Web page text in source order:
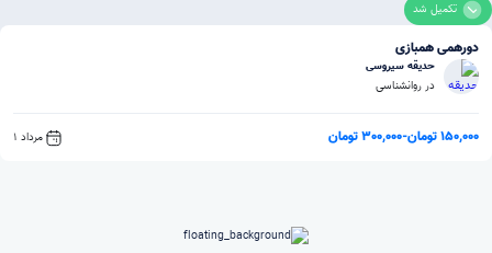
تکمیل شد
دورهمی همبازی
حدیقه سیروسی
در روانشناسی
150,000 تومان -300,000 تومان مرداد 1